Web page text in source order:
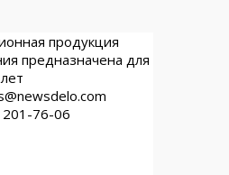
продукция
предназначена для
76-06